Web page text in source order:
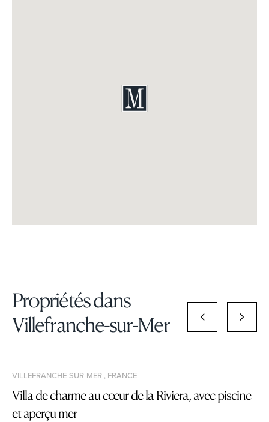
Propriétés dans
Villefranche-sur-Mer
VILLEFRANCHE-SUR-MER , FRANCE
Villa de charme au cœur de la Riviera, avec piscine
et aperçu mer